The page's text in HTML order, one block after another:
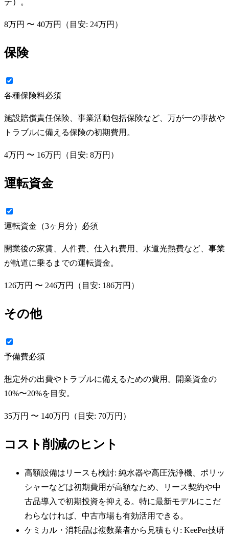
テ）。
8万円 〜 40万円 （目安: 24万円 ）
保険
各種保険料必須
施設賠償責任保険、事業活動包括保険など、万が一の事故や
トラブルに備える保険の初期費用。
4万円 〜 16万円 （目安: 8万円 ）
運転資金
運転資金（3ヶ月分） 必須
開業後の家賃、人件費、仕入れ費用、水道光熱費など、事業
が軌道に乗るまでの運転資金。
126万円 〜 246万円 （目安: 186万円 ）
その他
予備費必須
想定外の出費やトラブルに備えるための費用。開業資金の
10%〜20%を目安。
35万円 〜 140万円 （目安: 70万円 ）
コスト削減のヒント
高額設備はリースも検討: 純水器や高圧洗浄機、ポリッ
シャーなどは初期費用が高額なため、リース契約や中
古品導入で初期投資を抑える。特に最新モデルにこだ
わらなければ、中古市場も有効活用できる。
ケミカル・消耗品は複数業者から見積もり: KeePer技研